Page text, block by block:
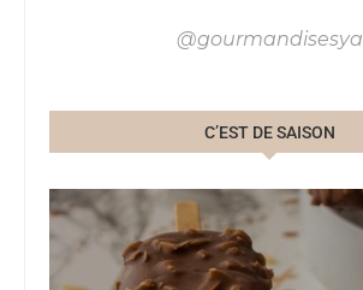
@gourmandisesya
C’EST DE SAISON